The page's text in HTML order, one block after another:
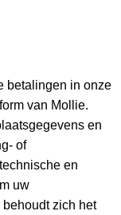
betalingen in onze
van Mollie.
en
of
en
uw
zich het